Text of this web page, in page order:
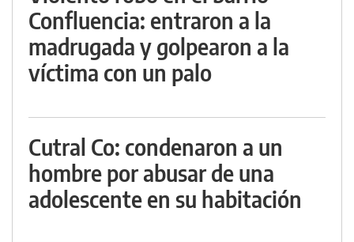
Confluencia: entraron a la
madrugada y golpearon a la
víctima con un palo
Cutral Co: condenaron a un
hombre por abusar de una
adolescente en su habitación